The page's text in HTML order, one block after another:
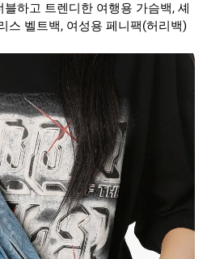
하고 트렌디한 여행용 가슴백, 셰
스 벨트백, 여성용 페니팩(허리백)